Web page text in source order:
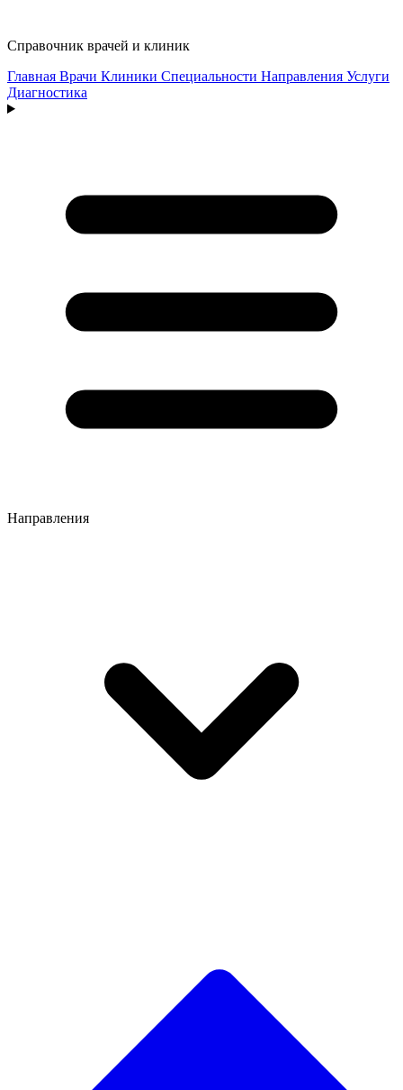
Справочник врачей и клиник
Главная Врачи Клиники Специальности Направления Услуги
Диагностика
Направления